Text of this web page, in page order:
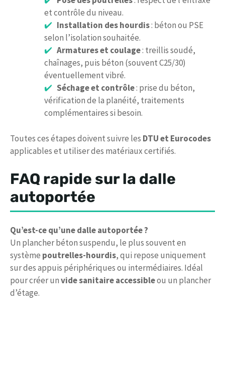
et contrôle du niveau.
Installation des hourdis: béton ou PSE
selon l’isolation souhaitée.
Armatures et coulage: treillis soudé,
chaînages, puis béton (souvent C25/30)
éventuellement vibré.
Séchage et contrôle: prise du béton,
vérification de la planéité, traitements
complémentaires si besoin.
Toutes ces étapes doivent suivre les DTU et Eurocodes
applicables et utiliser des matériaux certifiés.
FAQ rapide sur la dalle
autoportée
Qu’est-ce qu’une dalle autoportée ?
Un plancher béton suspendu, le plus souvent en
système poutrelles-hourdis, qui repose uniquement
sur des appuis périphériques ou intermédiaires. Idéal
pour créer unvide sanitaire accessibleou un plancher
d’étage.